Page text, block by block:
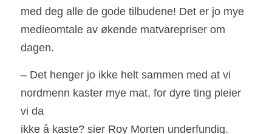
med deg alle de gode tilbudene! Det er jo mye
medieomtale av økende matvarepriser om
dagen.
– Det henger jo ikke helt sammen med at vi
nordmenn kaster mye mat, for dyre ting pleier
vi da
ikke å kaste? sier Roy Morten underfundig.